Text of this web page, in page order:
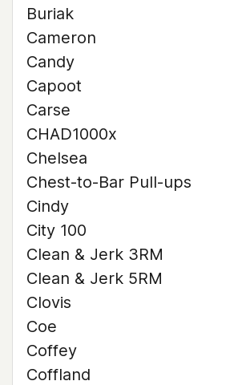
Buriak
Cameron
Candy
Capoot
Carse
CHAD1000x
Chelsea
Chest-to-Bar Pull-ups
Cindy
City 100
Clean & Jerk 3RM
Clean & Jerk 5RM
Clovis
Coe
Coffey
Coffland